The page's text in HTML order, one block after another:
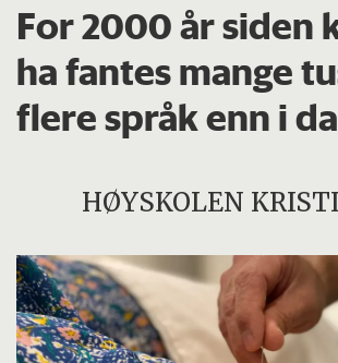
For 2000 år siden
ha fantes mange
flere språk enn i
HØYSKOLEN